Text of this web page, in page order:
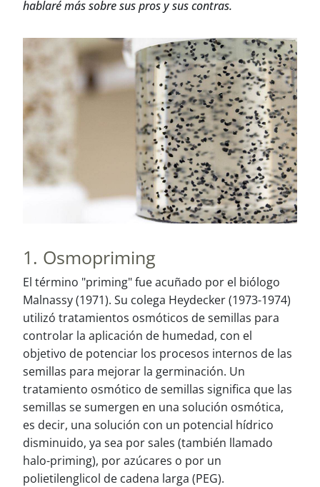
hablaré más sobre sus pros y sus contras.
1. Osmopriming
El término "priming" fue acuñado por el biólogo
Malnassy (1971). Su colega Heydecker (1973-1974)
utilizó tratamientos osmóticos de semillas para
controlar la aplicación de humedad, con el
objetivo de potenciar los procesos internos de las
semillas para mejorar la germinación. Un
tratamiento osmótico de semillas significa que las
semillas se sumergen en una solución osmótica,
es decir, una solución con un potencial hídrico
disminuido, ya sea por sales (también llamado
halo-priming), por azúcares o por un
polietilenglicol de cadena larga (PEG).